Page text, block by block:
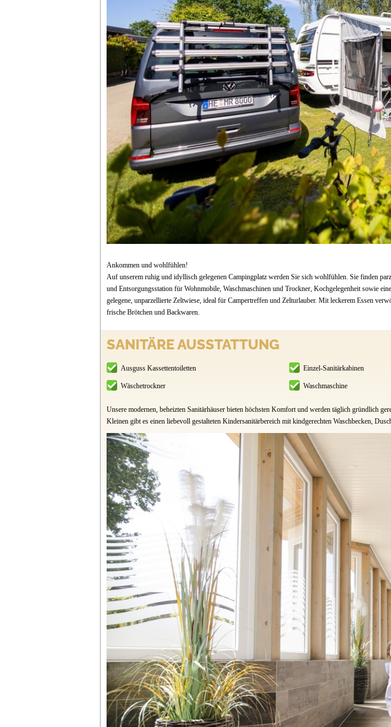
Ankommen und wohlfühlen!
Auf unserem ruhig und idyllisch gelegenen Campingplatz werden Sie sich wohlfühlen. Sie finden
und Entsorgungsstation für Wohnmobile, Waschmaschinen und Trockner, Kochgelegenheit sowie
gelegene, unparzellierte Zeltwiese, ideal für Campertreffen und Zelturlauber. Mit leckerem Essen
frische Brötchen und Backwaren.
SANITÄRE AUSSTATTUNG
Ausguss Kassettentoiletten Einzel-Sanitärkabinen
Wäschetrockner Waschmaschine
Unsere modernen, beheizten Sanitärhäuser bieten höchsten Komfort und werden täglich gründlich
Kleinen gibt es einen liebevoll gestalteten Kindersanitärbereich mit kindgerechten Waschbecken,